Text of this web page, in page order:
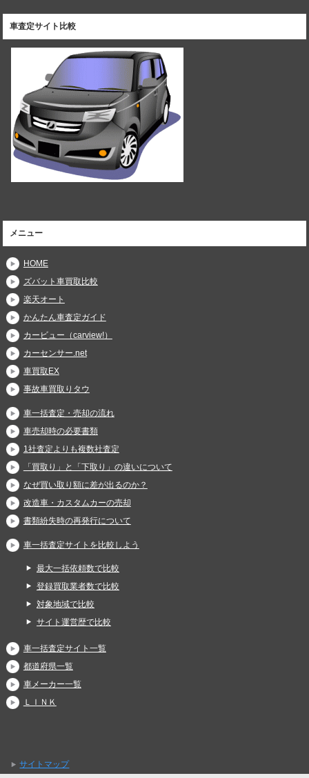
車査定サイト比較
メニュー
HOME
ズバット車買取比較
楽天オート
かんたん車査定ガイド
カービュー（carview!）
カーセンサー.net
車買取EX
事故車買取りタウ
車一括査定・売却の流れ
車売却時の必要書類
1社査定よりも複数社査定
「買取り」と「下取り」の違いについて
なぜ買い取り額に差が出るのか？
改造車・カスタムカーの売却
書類紛失時の再発行について
車一括査定サイトを比較しよう
最大一括依頼数で比較
登録買取業者数で比較
対象地域で比較
サイト運営歴で比較
車一括査定サイト一覧
都道府県一覧
車メーカー一覧
ＬＩＮＫ
サイトマップ